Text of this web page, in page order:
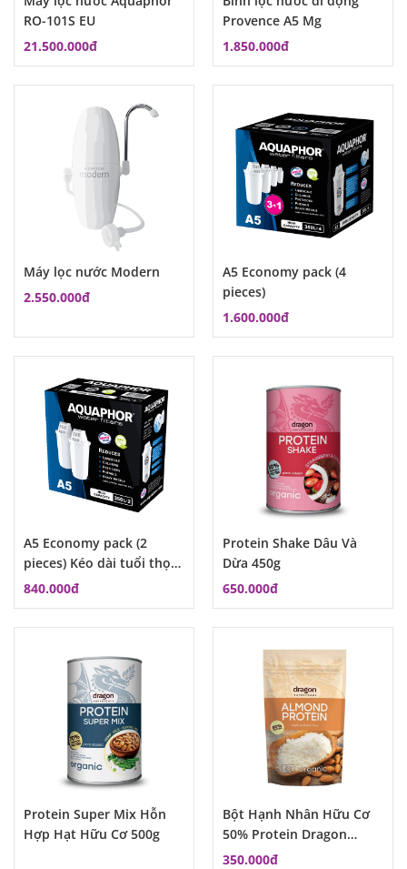
RO-101S EU
21.500.000đ
Provence A5 Mg
1.850.000đ
Máy lọc nước Modern
2.550.000đ
A5 Economy pack (4
pieces)
1.600.000đ
A5 Economy pack (2
pieces) Kéo dài tuổi thọ
lõi lọc ở trong nước đục
840.000đ
Protein Shake Dâu Và
Dừa 450g
650.000đ
Protein Super Mix Hỗn
Hợp Hạt Hữu Cơ 500g
Bột Hạnh Nhân Hữu Cơ
50% Protein Dragon
Superfood
350.000đ